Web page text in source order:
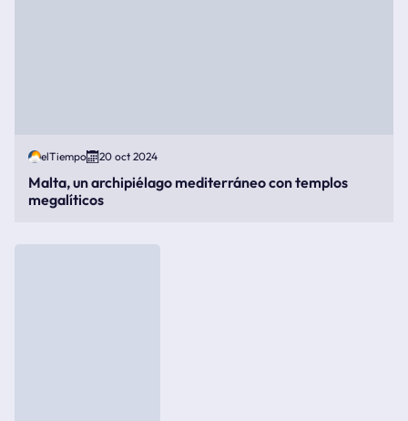
elTiempo 20 oct 2024
Malta, un archipiélago mediterráneo con templos
megalíticos